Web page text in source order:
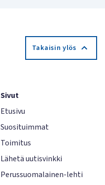
Takaisin ylös
Sivut
Etusivu
Suosituimmat
Toimitus
Lähetä uutisvinkki
Perussuomalainen-lehti